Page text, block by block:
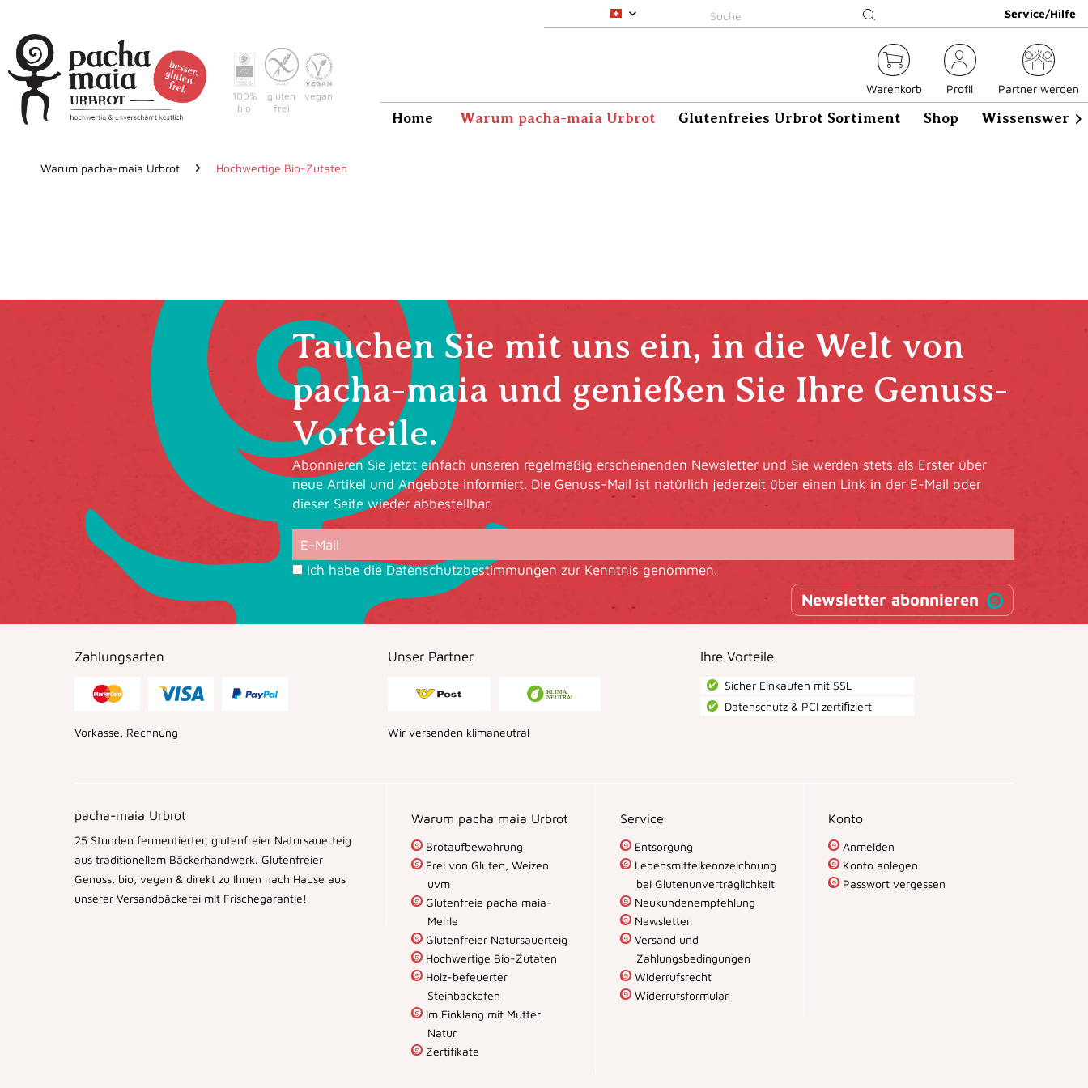
pacha-maia CH Service/Hilfe
100%
bio
gluten
frei
vegan
Warenkorb Profil Partner werden
Home Warum pacha-maia Urbrot Glutenfreies Urbrot Sortiment Shop 
Warum pacha-maia Urbrot Hochwertige Bio-Zutaten
Tauchen Sie mit uns ein, in die Welt von
pacha-maia und genießen Sie Ihre Genuss-
Vorteile.
Abonnieren Sie jetzt einfach unseren regelmäßig erscheinenden Newsletter und Sie werden stets als Erster über
neue Artikel und Angebote informiert. Die Genuss-Mail ist natürlich jederzeit über einen Link in der E-Mail oder
dieser Seite wieder abbestellbar.
Ich habe die Datenschutzbestimmungen zur Kenntnis genommen.
Newsletter abonnieren
Zahlungsarten
Vorkasse, Rechnung
Unser Partner
Wir versenden klimaneutral
Ihre Vorteile
Sicher Einkaufen mit SSL
Datenschutz & PCI zertiﬁziert
pacha-maia Urbrot
25 Stunden fermentierter, glutenfreier Natursauerteig
aus traditionellem Bäckerhandwerk. Glutenfreier
Genuss, bio, vegan & direkt zu Ihnen nach Hause aus
unserer Versandbäckerei mit Frischegarantie!
Warum pacha maia Urbrot
Brotaufbewahrung
Frei von Gluten, Weizen
uvm
Glutenfreie pacha maia-
Mehle
Glutenfreier Natursauerteig
Hochwertige Bio-Zutaten
Holz-befeuerter
Steinbackofen
Im Einklang mit Mutter
Natur
Zertifikate
Service
Entsorgung
Lebensmittelkennzeichnung
bei Glutenunverträglichkeit
Neukundenempfehlung
Newsletter
Versand und
Zahlungsbedingungen
Widerrufsrecht
Widerrufsformular
Konto
Anmelden
Konto anlegen
Passwort vergessen